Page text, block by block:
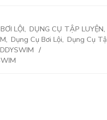
LỘI, DỤNG CỤ TẬP LUYỆN,
, Dụng Cụ Bơi Lội, Dụng Cụ